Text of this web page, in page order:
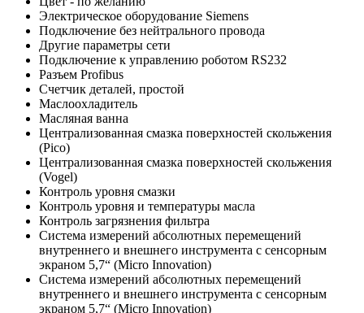
Электрическое оборудование Siemens
Подключение без нейтрального провода
Другие параметры сети
Подключение к управлению роботом RS232
Разъем Profibus
Счетчик деталей, простой
Маслоохладитель
Масляная ванна
Централизованная смазка поверхностей скольжения
(Pico)
Централизованная смазка поверхностей скольжения
(Vogel)
Контроль уровня смазки
Контроль уровня и температуры масла
Контроль загрязнения фильтра
Система измерений абсолютных перемещений
внутреннего и внешнего инструмента с сенсорным
экраном 5,7“ (Micro Innovation)
Система измерений абсолютных перемещений
внутреннего и внешнего инструмента с сенсорным
экраном 5,7“ (Micro Innovation)